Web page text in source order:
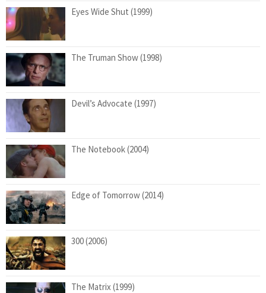
Eyes Wide Shut (1999)
The Truman Show (1998)
Devil’s Advocate (1997)
The Notebook (2004)
Edge of Tomorrow (2014)
300 (2006)
The Matrix (1999)